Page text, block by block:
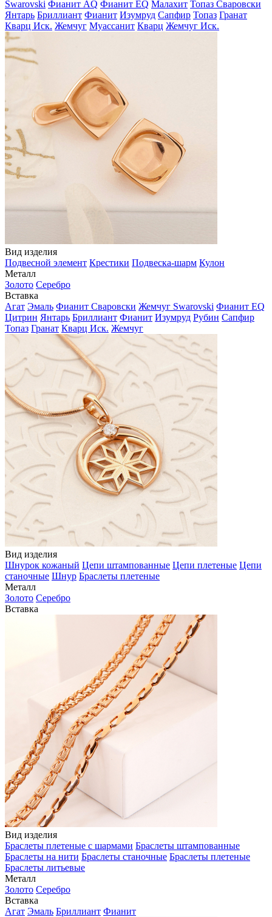
Swarovski Фианит AQ Фианит EQ Малахит Топаз Сваровски
Янтарь Бриллиант Фианит Изумруд Сапфир Топаз Гранат
Кварц Иск. Жемчуг Муассанит Кварц Жемчуг Иск.
Вид изделия
Подвесной элемент Крестики Подвеска-шарм Кулон
Металл
Золото Серебро
Вставка
Агат Эмаль Фианит Сваровски Жемчуг Swarovski Фианит EQ
Цитрин Янтарь Бриллиант Фианит Изумруд Рубин Сапфир
Топаз Гранат Кварц Иск. Жемчуг
Вид изделия
Шнурок кожаный Цепи штампованные Цепи плетеные Цепи
станочные Шнур Браслеты плетеные
Металл
Золото Серебро
Вставка
Вид изделия
Браслеты плетеные с шармами Браслеты штампованные
Браслеты на нити Браслеты станочные Браслеты плетеные
Браслеты литьевые
Металл
Золото Серебро
Вставка
Агат Эмаль Бриллиант Фианит